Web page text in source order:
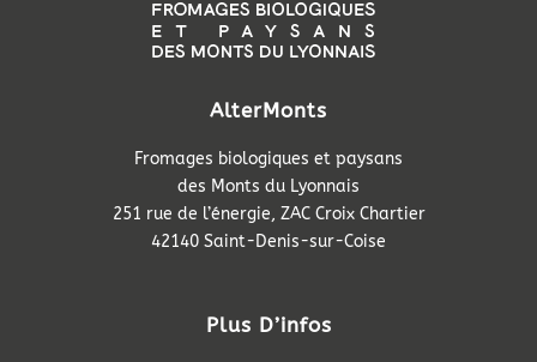
AlterMonts
Fromages biologiques et paysans
des Monts du Lyonnais
251 rue de l’énergie, ZAC Croix Chartier
42140 Saint-Denis-sur-Coise
Plus D’infos